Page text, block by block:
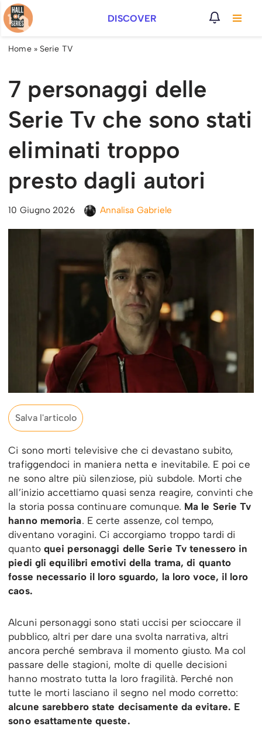
Vai
al
DISCOVER
Home» Serie TV
7 personaggi delle
Serie Tv che sono stati
eliminati troppo
presto dagli autori
10 Giugno 2026 Annalisa Gabriele
Salva l'articolo
Ci sono morti televisive che ci devastano subito,
trafiggendoci in maniera netta e inevitabile. E poi ce
ne sono altre più silenziose, più subdole. Morti che
all’inizio accettiamo quasi senza reagire, convinti che
la storia possa continuare comunque. Ma le Serie Tv
hanno memoria. E certe assenze, col tempo,
diventano voragini. Ci accorgiamo troppo tardi di
quanto quei personaggi delle Serie Tv tenessero in
piedi gli equilibri emotivi della trama, di quanto
fosse necessario il loro sguardo, la loro voce, il loro
caos.
Alcuni personaggi sono stati uccisi per scioccare il
pubblico, altri per dare una svolta narrativa, altri
ancora perché sembrava il momento giusto. Ma col
passare delle stagioni, molte di quelle decisioni
hanno mostrato tutta la loro fragilità. Perché non
tutte le morti lasciano il segno nel modo corretto:
alcune sarebbero state decisamente da evitare. E
sono esattamente queste.